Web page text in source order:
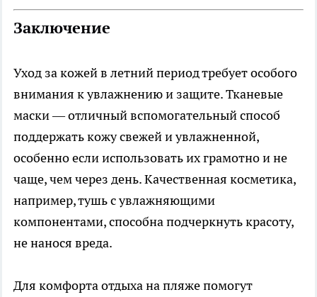
Заключение
Уход за кожей в летний период требует особого
внимания к увлажнению и защите. Тканевые
маски — отличный вспомогательный способ
поддержать кожу свежей и увлажненной,
особенно если использовать их грамотно и не
чаще, чем через день. Качественная косметика,
например, тушь с увлажняющими
компонентами, способна подчеркнуть красоту,
не нанося вреда.
Для комфорта отдыха на пляже помогут